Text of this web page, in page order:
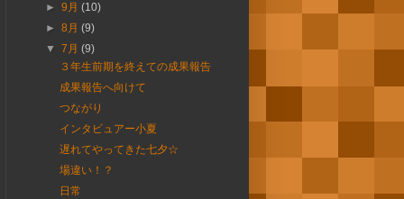
►9月(10)
►8月(9)
▼7月(9)
３年生前期を終えての成果報告
成果報告へ向けて
つながり
インタビュアー小夏
遅れてやってきた七夕☆
場違い！？
日常